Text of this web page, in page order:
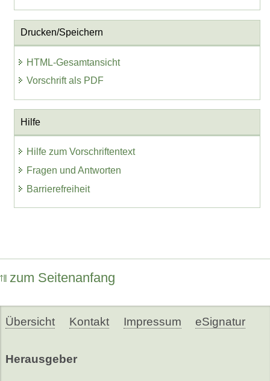
Drucken/Speichern
HTML-Gesamtansicht
Vorschrift als PDF
Hilfe
Hilfe zum Vorschriftentext
Fragen und Antworten
Barrierefreiheit
zum Seitenanfang
Übersicht Kontakt Impressum eSignatur
Herausgeber